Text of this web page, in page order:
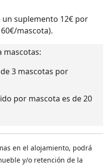
un suplemento 12€ por
mascota).
mascotas:
3 mascotas por
por mascota es de 20
en el alojamiento, podrá
y/o retención de la